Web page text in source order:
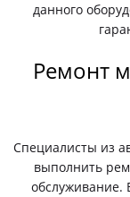
данного
Ремонт
Специалисты из
выполнить
обслуживание.